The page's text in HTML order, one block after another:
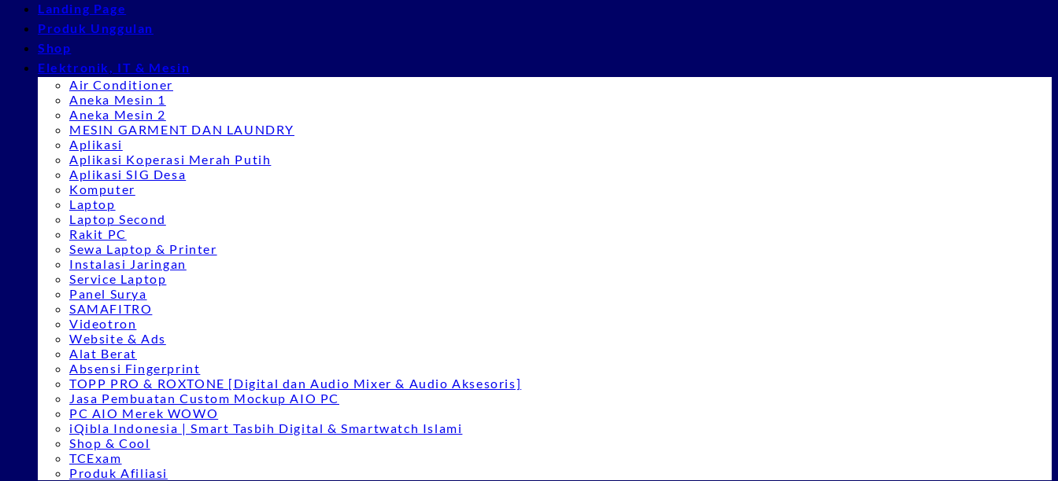
Landing Page
Produk Unggulan
Shop
Elektronik, IT & Mesin
Air Conditioner
Aneka Mesin 1
Aneka Mesin 2
MESIN GARMENT DAN LAUNDRY
Aplikasi
Aplikasi Koperasi Merah Putih
Aplikasi SIG Desa
Komputer
Laptop
Laptop Second
Rakit PC
Sewa Laptop & Printer
Instalasi Jaringan
Service Laptop
Panel Surya
SAMAFITRO
Videotron
Website & Ads
Alat Berat
Absensi Fingerprint
TOPP PRO & ROXTONE [Digital dan Audio Mixer & Audio Aksesoris]
Jasa Pembuatan Custom Mockup AIO PC
PC AIO Merek WOWO
iQibla Indonesia | Smart Tasbih Digital & Smartwatch Islami
Shop & Cool
TCExam
Produk Afiliasi